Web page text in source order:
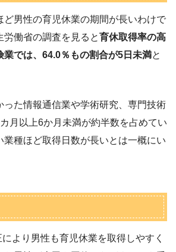
ど男性の育児休業の期間が長いわけで
労働省の調査を見ると育休取得率の高
業では、64.0％もの割合が5日未満と
った情報通信業や学術研究、専門技術
月以上6か月未満が約半数を占めてい
業種ほど取得日数が長いとは一概にい
より男性も育児休業を取得しやすく